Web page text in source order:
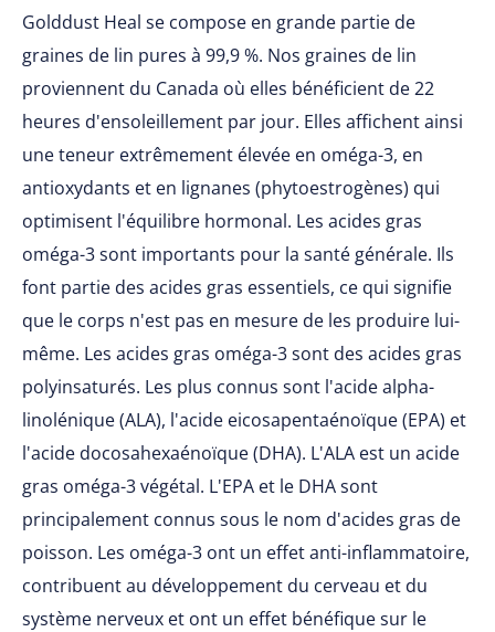
Golddust Heal se compose en grande partie de
graines de lin pures à 99,9 %. Nos graines de lin
proviennent du Canada où elles bénéficient de 22
heures d'ensoleillement par jour. Elles affichent ainsi
une teneur extrêmement élevée en oméga-3, en
antioxydants et en lignanes (phytoestrogènes) qui
optimisent l'équilibre hormonal. Les acides gras
oméga-3 sont importants pour la santé générale. Ils
font partie des acides gras essentiels, ce qui signifie
que le corps n'est pas en mesure de les produire lui-
même. Les acides gras oméga-3 sont des acides gras
polyinsaturés. Les plus connus sont l'acide alpha-
linolénique (ALA), l'acide eicosapentaénoïque (EPA) et
l'acide docosahexaénoïque (DHA). L'ALA est un acide
gras oméga-3 végétal. L'EPA et le DHA sont
principalement connus sous le nom d'acides gras de
poisson. Les oméga-3 ont un effet anti-inflammatoire,
contribuent au développement du cerveau et du
système nerveux et ont un effet bénéfique sur le